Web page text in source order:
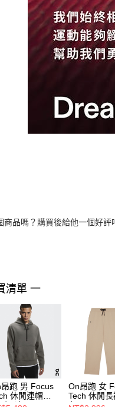
商品嗎？購買後給他一個好評
清單 一
跑 男 Focus
休閒連帽長
On昂跑 女
Tech 休閒長